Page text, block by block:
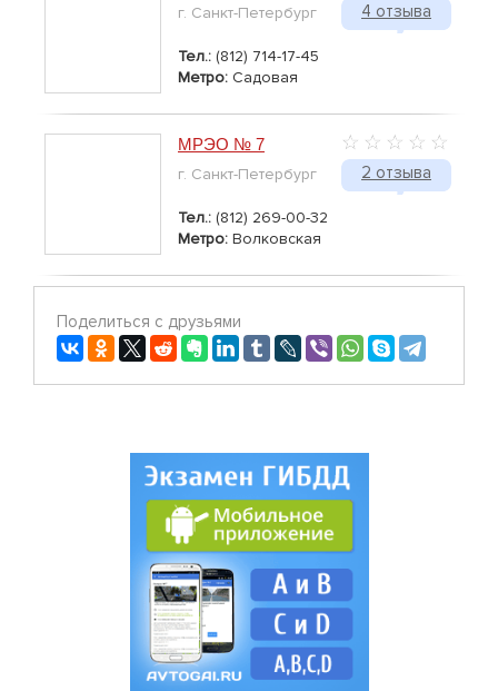
4 отзыва
г. Санкт-Петербург
Тел.: (812) 714-17-45
Метро: Садовая
2 отзыва
МРЭО № 7
г. Санкт-Петербург
Тел.: (812) 269-00-32
Метро: Волковская
Поделиться с друзьями